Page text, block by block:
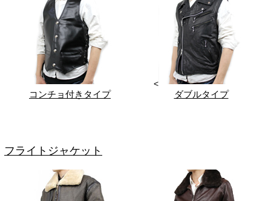
コンチョ付きタイプ
<
ダブルタイプ
フライトジャケット